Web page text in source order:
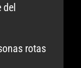
rotas